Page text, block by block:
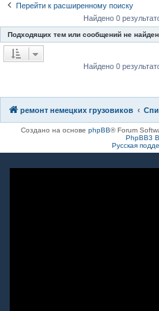
Перейти к расширенному поиску
Найдено 0
Подходящих тем или сообщений не
Найдено 0
ремонт немецких грузовиков
Создано на основе phpBB® Forum
PhpBB3
Русская